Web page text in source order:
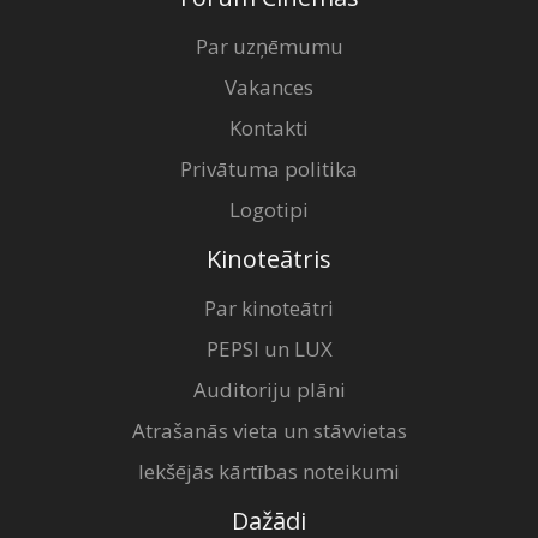
Par uzņēmumu
Vakances
Kontakti
Privātuma politika
Logotipi
Kinoteātris
Par kinoteātri
PEPSI un LUX
Auditoriju plāni
Atrašanās vieta un stāvvietas
Iekšējās kārtības noteikumi
Dažādi